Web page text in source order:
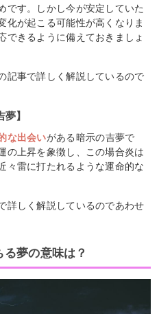
です。しかし今が安定していた
化が起こる可能性が高くなりま
できるように備えておきましょ
記事で詳しく解説しているので
】
な出会いがある暗示の吉夢で
の上昇を象徴し、この場合炎は
々雷に打たれるような運命的な
詳しく解説しているのであわせ
る夢の意味は？